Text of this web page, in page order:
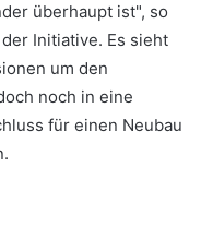
überhaupt ist", so
Initiative. Es sieht
um den
noch in eine
für einen Neubau